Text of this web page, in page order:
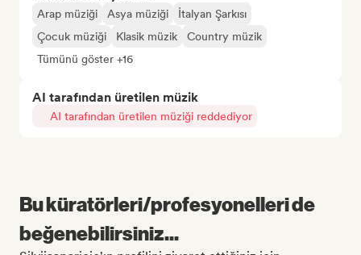
Arap müziği Asya müziği
İtalyan Şarkısı
Çocuk müziği
Klasik müzik
Country müzik
Tümünü göster +16
AI tarafından üretilen müzik
AI tarafından üretilen müziği reddediyor
Bu küratörleri/profesyonelleri de
beğenebilirsiniz...